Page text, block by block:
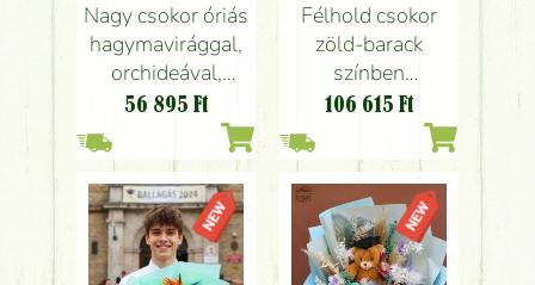
Nagy csokor óriás
hagymavirággal,
orchideával,
kálával, lizivel,
kontrasztos
színekben (23
szál)
56 895 Ft
Félhold csokor
zöld-barack
színben
orchideával,
rózsával, apró
virágokkal
106 615 Ft